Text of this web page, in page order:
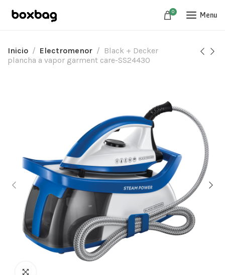
0 Menu
Inicio Electromenor
Black + Decker
plancha a vapor garment care-SS24430